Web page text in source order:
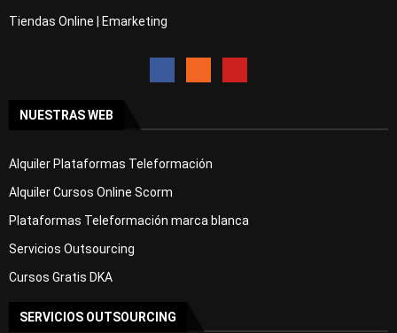
Tiendas Online | Emarketing
NUESTRAS WEB
Alquiler Plataformas Teleformación
Alquiler Cursos Online Scorm
Plataformas Teleformación marca blanca
Servicios Outsourcing
Cursos Gratis DKA
SERVICIOS OUTSOURCING